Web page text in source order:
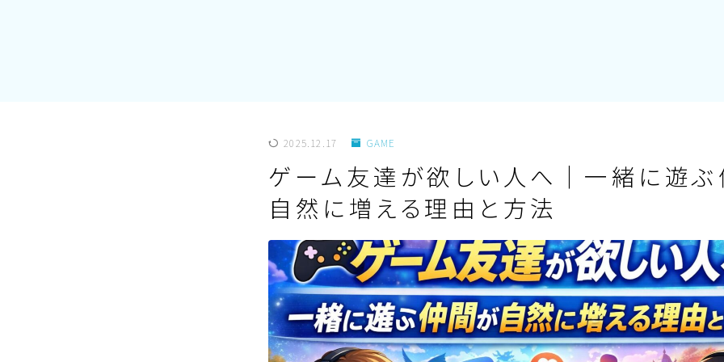
2025.12.17 GAME
ゲーム友達が欲しい人へ｜一緒に遊
自然に増える理由と方法